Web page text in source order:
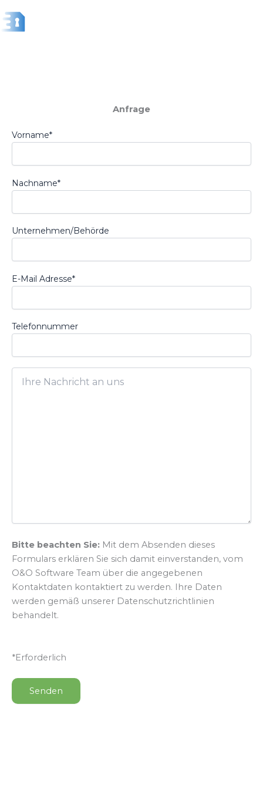
Inhalt
springen
Anfrage
Vorname*
Nachname*
Unternehmen/Behörde
E-Mail Adresse*
Telefonnummer
Bitte beachten Sie: Mit dem Absenden dieses
Formulars erklären Sie sich damit einverstanden, vom
O&O Software Team über die angegebenen
Kontaktdaten kontaktiert zu werden. Ihre Daten
werden gemäß unserer Datenschutzrichtlinien
behandelt.
*Erforderlich